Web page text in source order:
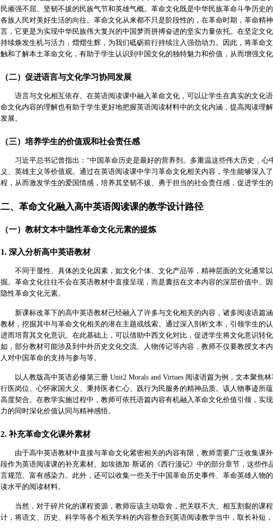
民顽强不屈、坚韧不拔的民族气节和英雄气概。革命文化既是中华民族革命斗争历史
各族人民对美好生活的向往。革命文化从来都不只是阶段性的，在革命时期，革命精
言，它更是为实现中华民族伟大复兴的中国梦而拼搏奋进的坚实力量依托。在坚定文
持续焕发生机与活力，熠熠生辉，为我们砥砺前行持续注入强劲动力。因此，将革命
触和了解本土革命文化，有助于学生认识到中国文化的独特魅力和价值，从而增强文
（二）促进语言与文化学习协同发展
语言与文化相互依存。在英语阅读课中融入革命文化，可以让学生在真实的文化
命文化内容的理解也有助于学生更好地把握英语阅读材料中的文化内涵，提高阅读理
发展。
（三）培养学生的价值观和社会责任感
习近平总书记曾指出：“中国革命历史是最好的营养剂。多重温这些伟大历史，
义、英雄主义等价值观。通过在英语阅读课中学习革命文化相关内容，学生能够深入
程，从而激发学生的爱国情感，培养其坚韧不拔、勇于担当的社会责任感，促进学生的
二、革命文化融入高中英语阅读课的教学设计路径
（一）教材文本中隐性革命文化元素的提炼
1. 深入分析高中英语教材
不同于显性、具体的文化因素，如文化个体、文化产品等，精神层面的文化通常
掘。革命文化往往不会在英语教材中直接呈现，而是囊括在文本内容的深层价值中。
隐性革命文化元素。
新课标改革下的高中英语教材已经融入了许多与文化相关的内容，诸多阅读语篇
教材，挖掘其中与革命文化相关的潜在主题或线索。通过深入剖析文本，引领学生的
进而培育其文化意识。在此基础上，可以借助中西文化对比，促进学生将文化意识转
如，部分教材可能涉及到中外历史文化交流、人物传记等内容，教师不仅要教授文本
人对中国革命的支持与参与等。
以人教版高中英语必修第三册 Unit2 Morals and Virtues 阅读语篇为例，文本聚
行医岗位、心怀家国大义、秉持医者仁心、践行为民服务的精神品质。该人物事迹所
高度契合。在教学实施过程中，教师可依托语篇内容有机融入革命文化价值引领，实
力的同时深化价值认同与精神感悟。
2. 补充革命文化课外素材
由于高中英语教材中直接与革命文化紧密相关的内容有限，教师需要广泛收集课
段作为英语阅读课的补充素材。如埃德加·斯诺的《西行漫记》中的部分章节，这些
言规范、富有感染力。此外，还可以收集一些关于中国革命历史事件、革命英雄人物
读水平的阅读材料。
当然，对于碎片化的课程资源，教师应该主动取舍，把关联不大、相互割裂的课
计，将语文、历史、科学等各个相关学科的内容整合到英语阅读教学当中，取长补短